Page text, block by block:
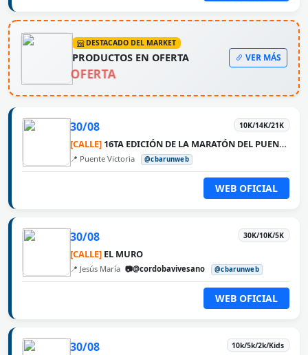
DESTACADO DEL MARKET
PRODUCTOS EN OFERTA
OFERTA
VER MÁS
30/08 10K/14K/21K
[CALLE] 16TA EDICIÓN DE LA MARATÓN DEL PUENTE ROSARIO VICTORIA
📍 Puente Victoria @cbarunweb
WEB OFICIAL
30/08 30K/10K/5K
[CALLE] EL MURO
📍 Jesús María 📷@cordobavivesano @cbarunweb
WEB OFICIAL
30/08 10k/5k/2k/Kids